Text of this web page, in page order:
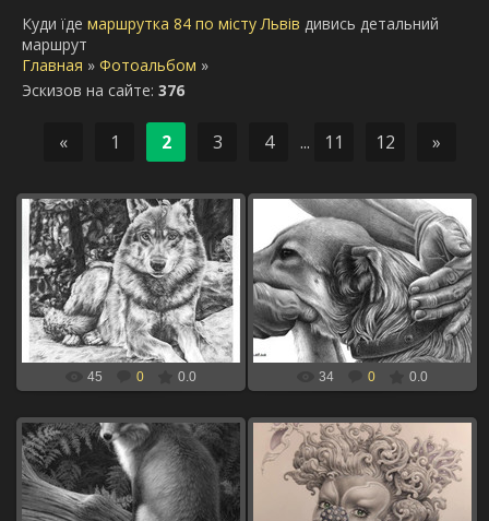
Куди їде маршрутка 84 по місту Львів дивись детальний
маршрут
Главная » Фотоальбом »
Эскизов на сайте: 376
« 1 2 3 4 ... 11 12 »
06.09.2024
волк лежит для выжигания по
дереву
xBOINGx
45 0 0.0
06.09.2024
пес и человек для выжигания по
дереву
xBOINGx
34 0 0.0
06.09.2024
лиса для выжигания по дереву
06.09.2024
девушка клоун для выжигания по
дереву